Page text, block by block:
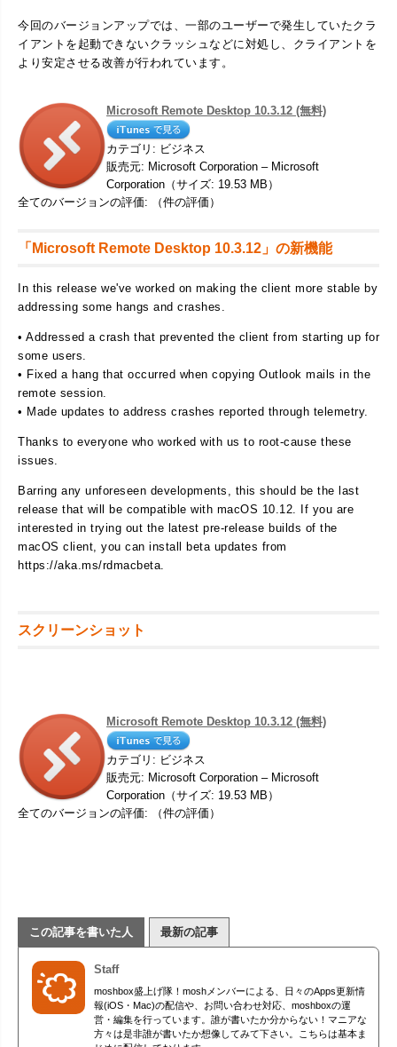
今回のバージョンアップでは、一部のユーザーで発生していたクラ
イアントを起動できないクラッシュなどに対処し、クライアントを
より安定させる改善が行われています。
Microsoft Remote Desktop 10.3.12 (無料)
カテゴリ: ビジネス
販売元: Microsoft Corporation – Microsoft
Corporation（サイズ: 19.53 MB）
全てのバージョンの評価: （件の評価）
「Microsoft Remote Desktop 10.3.12」の新機能
In this release we've worked on making the client more stable by
addressing some hangs and crashes.
• Addressed a crash that prevented the client from starting up for
some users.
• Fixed a hang that occurred when copying Outlook mails in the
remote session.
• Made updates to address crashes reported through telemetry.
Thanks to everyone who worked with us to root-cause these
issues.
Barring any unforeseen developments, this should be the last
release that will be compatible with macOS 10.12. If you are
interested in trying out the latest pre-release builds of the
macOS client, you can install beta updates from
https://aka.ms/rdmacbeta.
スクリーンショット
Microsoft Remote Desktop 10.3.12 (無料)
カテゴリ: ビジネス
販売元: Microsoft Corporation – Microsoft
Corporation（サイズ: 19.53 MB）
全てのバージョンの評価: （件の評価）
この記事を書いた人 最新の記事
Staff
moshbox盛上げ隊！moshメンバーによる、日々のApps更新情
報(iOS・Mac)の配信や、お問い合わせ対応、moshboxの運
営・編集を行っています。誰が書いたか分からない！マニアな
方々は是非誰が書いたか想像してみて下さい。こちらは基本ま